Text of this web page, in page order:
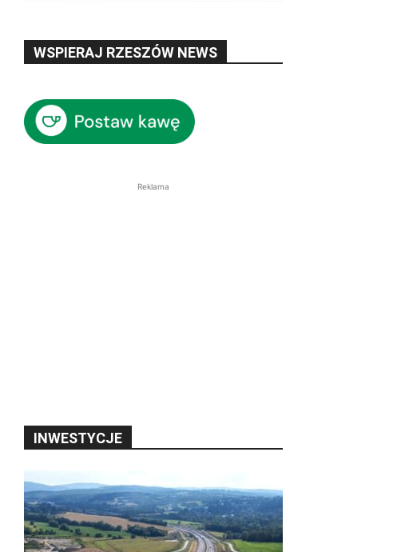
WSPIERAJ RZESZÓW NEWS
Reklama
INWESTYCJE